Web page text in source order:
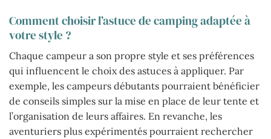
Comment choisir l’astuce de camping adaptée à
votre style ?
Chaque campeur a son propre style et ses préférences
qui influencent le choix des astuces à appliquer. Par
exemple, les campeurs débutants pourraient bénéficier
de conseils simples sur la mise en place de leur tente et
l’organisation de leurs affaires. En revanche, les
aventuriers plus expérimentés pourraient rechercher